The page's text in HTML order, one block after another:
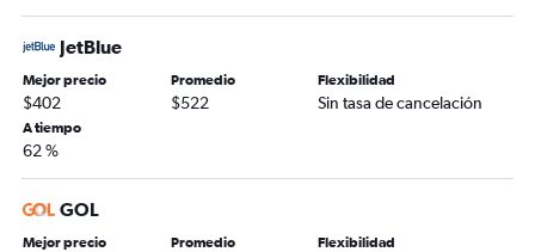
JetBlue
Mejor precio
$402
Promedio
$522
Flexibilidad
Sin tasa de cancelación
A tiempo
62 %
GOL
Mejor precio Promedio Flexibilidad